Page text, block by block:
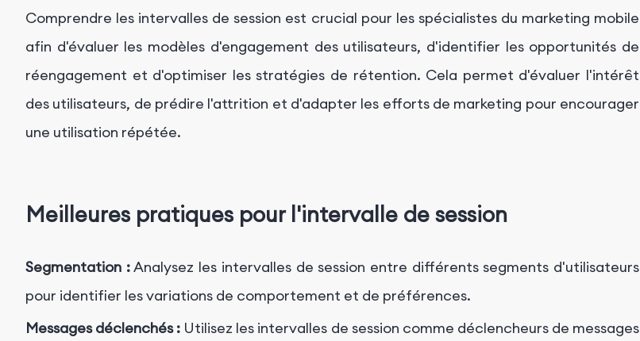
Comprendre les intervalles de session est crucial pour les spécialistes du marketing mobile
afin d'évaluer les modèles d'engagement des utilisateurs, d'identifier les opportunités de
réengagement et d'optimiser les stratégies de rétention. Cela permet d'évaluer l'intérêt
des utilisateurs, de prédire l'attrition et d'adapter les efforts de marketing pour encourager
une utilisation répétée.
Meilleures pratiques pour l'intervalle de session
Segmentation :Analysez les intervalles de session entre différents segments d'utilisateurs
pour identifier les variations de comportement et de préférences.
Messages déclenchés : Utilisez les intervalles de session comme déclencheurs de messages